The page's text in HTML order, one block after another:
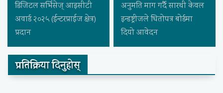
डिजिटल सर्भिसेज् आइसीटी
अवार्ड २०२५ (ईन्टरप्राईज क्षेत्र)
प्रदान
अनुमति माग गर्दै सारथी केवल
इन्डष्ट्रीजले धितोपत्र बोर्डमा
दियो आवेदन
प्रतिक्रिया दिनुहोस्